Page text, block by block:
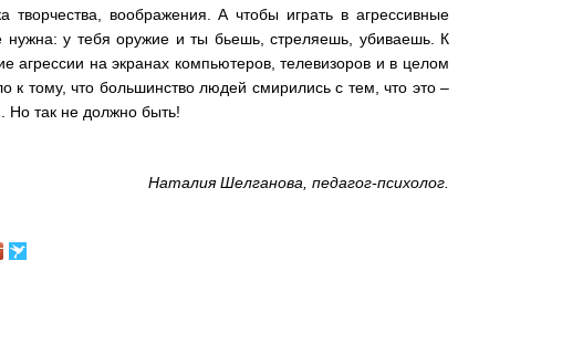
творчества, воображения. А чтобы играть в агрессивные
нужна: у тебя оружие и ты бьешь, стреляешь, убиваешь. К
агрессии на экранах компьютеров, телевизоров и в целом
к тому, что большинство людей смирились с тем, что это –
Но так не должно быть!
Наталия Шелганова, педагог-психолог.